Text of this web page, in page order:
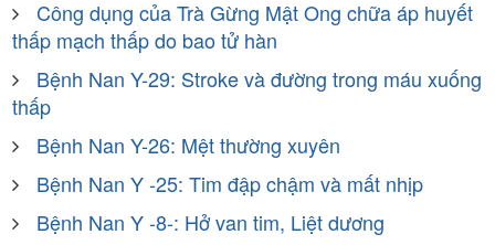
Công dụng của Trà Gừng Mật Ong chữa áp huyết
thấp mạch thấp do bao tử hàn
Bệnh Nan Y-29: Stroke và đường trong máu xuống
thấp
Bệnh Nan Y-26: Mệt thường xuyên
Bệnh Nan Y -25: Tim đập chậm và mất nhịp
Bệnh Nan Y -8-: Hở van tim, Liệt dương